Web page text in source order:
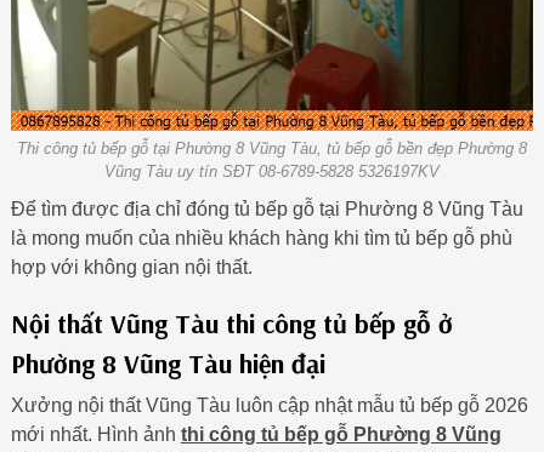
Thi công tủ bếp gỗ tại Phường 8 Vũng Tàu, tủ bếp gỗ bền đẹp Phường 8
Vũng Tàu uy tín SĐT 08-6789-5828 5326197KV
Để tìm được địa chỉ đóng tủ bếp gỗ tại Phường 8 Vũng Tàu
là mong muốn của nhiều khách hàng khi tìm tủ bếp gỗ phù
hợp với không gian nội thất.
Nội thất Vũng Tàu thi công tủ bếp gỗ ở
Phường 8 Vũng Tàu hiện đại
Xưởng nội thất Vũng Tàu luôn cập nhật mẫu tủ bếp gỗ 2026
mới nhất. Hình ảnh thi công tủ bếp gỗ Phường 8 Vũng